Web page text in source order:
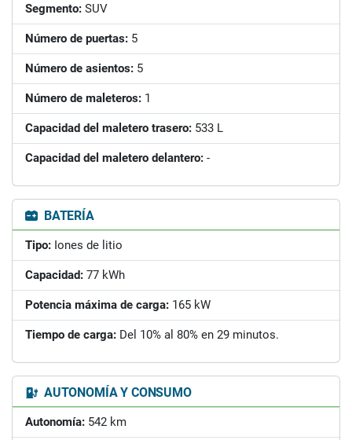
Segmento: SUV
Número de puertas: 5
Número de asientos: 5
Número de maleteros: 1
Capacidad del maletero trasero: 533 L
Capacidad del maletero delantero: -
BATERÍA
Tipo: Iones de litio
Capacidad: 77 kWh
Potencia máxima de carga: 165 kW
Tiempo de carga: Del 10% al 80% en 29 minutos.
AUTONOMÍA Y CONSUMO
Autonomía: 542 km